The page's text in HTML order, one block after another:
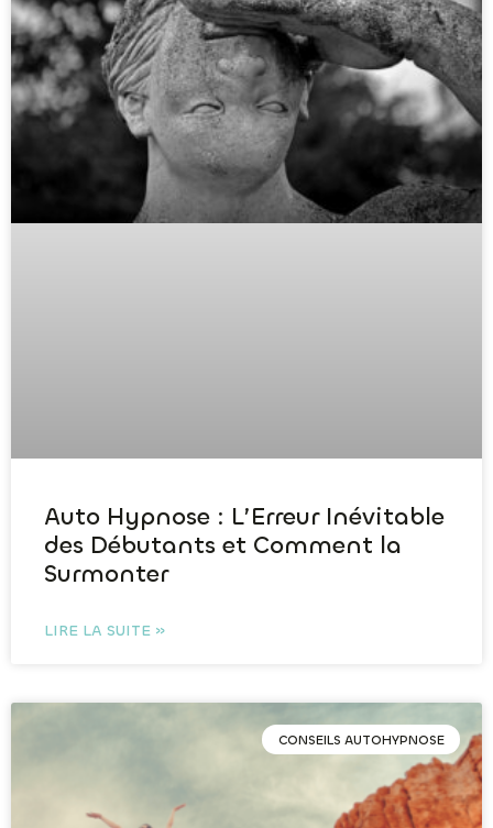
Auto Hypnose : L’Erreur Inévitable
des Débutants et Comment la
Surmonter
LIRE LA SUITE »
CONSEILS AUTOHYPNOSE